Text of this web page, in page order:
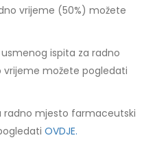
vrijeme (50%) možete
ispita za radno
vrijeme možete pogledati
radno mjesto farmaceutski
OVDJE.